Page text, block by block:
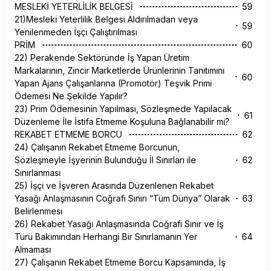
MESLEKİ YETERLİLİK BELGESİ
59
21)Mesleki Yeterlilik Belgesi Aldırılmadan veya
Yenilenmeden İşçi Çalıştırılması
59
PRİM
60
22) Perakende Sektöründe İş Yapan Üretim
Markalarının, Zincir Marketlerde Ürünlerinin Tanıtımını
Yapan Ajans Çalışanlarına (Promotör) Teşvik Primi
Ödemesi Ne Şekilde Yapılır?
60
23) Prim Ödemesinin Yapılması, Sözleşmede Yapılacak
Düzenleme İle İstifa Etmeme Koşuluna Bağlanabilir mi?
61
REKABET ETMEME BORCU
62
24) Çalışanın Rekabet Etmeme Borcunun,
Sözleşmeyle İşyerinin Bulunduğu İl Sınırları ile
Sınırlanması
62
25) İşçi ve İşveren Arasında Düzenlenen Rekabet
Yasağı Anlaşmasının Coğrafi Sınırı “Tüm Dünya” Olarak
Belirlenmesi
63
26) Rekabet Yasağı Anlaşmasında Coğrafi Sınır ve İş
Türü Bakımından Herhangi Bir Sınırlamanın Yer
Almaması
64
27) Çalışanın Rekabet Etmeme Borcu Kapsamında, İş